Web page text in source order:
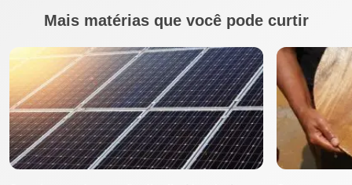
Mais matérias que você pode curtir